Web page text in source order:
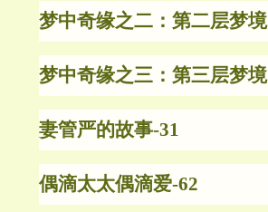
梦中奇缘之二：第二层梦境
梦中奇缘之三：第三层梦境
妻管严的故事-31
偶滴太太偶滴爱-62